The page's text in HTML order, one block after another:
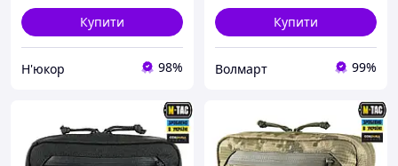
Купити
Н'юкор 98%
Купити
Волмарт 99%